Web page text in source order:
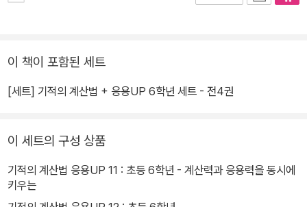
이 책이 포함된 세트
[세트] 기적의 계산법 + 응용UP 6학년 세트 - 전4권
이 세트의 구성 상품
기적의 계산법 응용UP 11 : 초등 6학년 - 계산력과 응용력을 동시에
키우는